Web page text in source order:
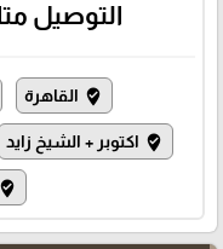
التوصيل
where_to_vote القاهرة
where_to_vote اكتوبر + الشيخ زايد
where_to_vote